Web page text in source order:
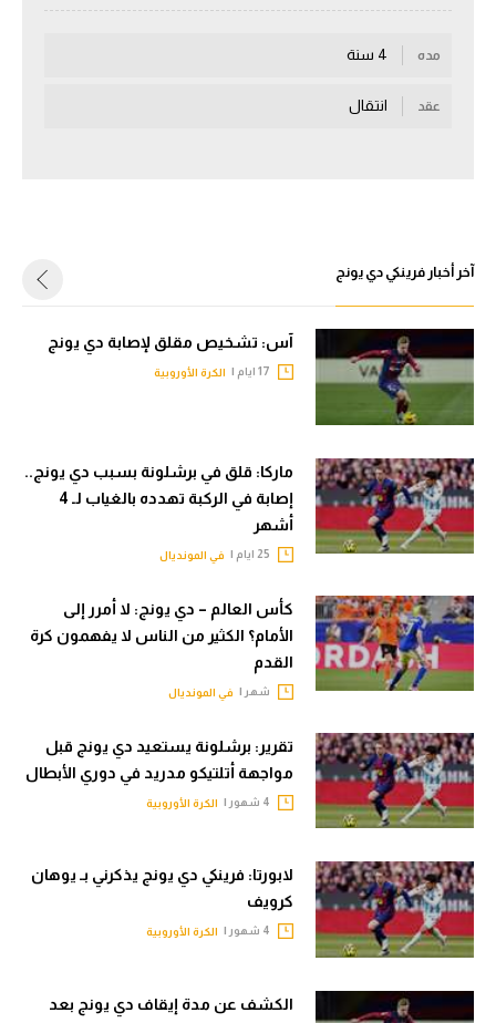
القسم الثاني
رياضات أخرى
أمم إفريقيا
كرة طائرة
في المونديال
رياضة نسائية
آسيا
أمريكا
ركن الألعاب
أقسام خاصة
Gamers
تحقيق في الجول
تقرير في الجول
تحليل في الجول
حكايات في الجول
كويز في الجول
فيديو في الجول
مده
عقد انتقال
آخر أخبار فرينكي دي يونج
آس: تشخيص مقلق لإصابة دي يونج
الكرة الأوروبية
ماركا: قلق في برشلونة بسبب دي يونج..
إصابة في الركبة تهدده بالغياب لـ 4
أشهر
في المونديال
كأس العالم – دي يونج: لا أمرر إلى
الأمام؟ الكثير من الناس لا يفهمون كرة
القدم
شهر | في المونديال
تقرير: برشلونة يستعيد دي يونج قبل
مواجهة أتلتيكو مدريد في دوري الأبطال
الكرة الأوروبية
لابورتا: فرينكي دي يونج يذكرني بـ يوهان
كرويف
الكرة الأوروبية
الكشف عن مدة إيقاف دي يونج بعد